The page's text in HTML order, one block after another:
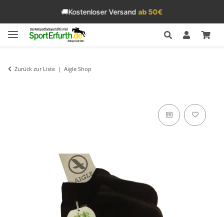
🚚Kostenloser Versandab 50€
Zurück zur Liste Aigle Shop